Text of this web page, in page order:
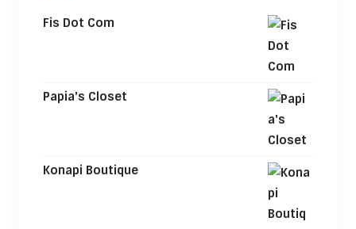
Fis Dot Com
Papia's Closet
Konapi Boutique